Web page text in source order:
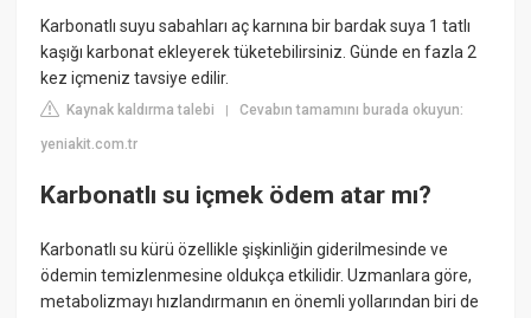
Karbonatlı suyu sabahları aç karnına bir bardak suya 1 tatlı
kaşığı karbonat ekleyerek tüketebilirsiniz. Günde en fazla 2
kez içmeniz tavsiye edilir.
Kaynak kaldırma talebi |Cevabın tamamını burada okuyun:
yeniakit.com.tr
Karbonatlı su içmek ödem atar mı?
Karbonatlı su kürü özellikle şişkinliğin giderilmesinde ve
ödemin temizlenmesine oldukça etkilidir. Uzmanlara göre,
metabolizmayı hızlandırmanın en önemli yollarından biri de